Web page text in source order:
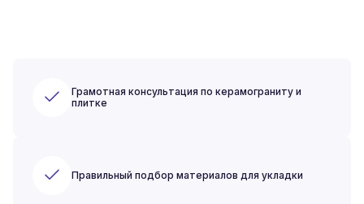
Грамотная консультация по керамограниту и
плитке
Правильный подбор материалов для укладки